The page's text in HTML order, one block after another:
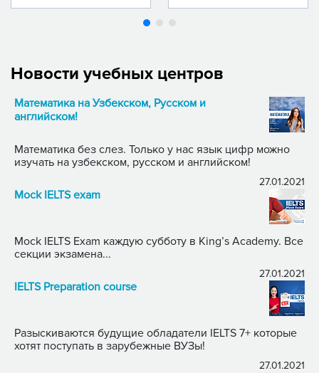
Новости учебных центров
Математика на Узбекском, Русском и
английском!
Математика без слез. Только у нас язык цифр можно
изучать на узбекском, русском и английском!
27.01.2021
Mock IELTS exam
Mock IELTS Exam каждую субботу в King’s Academy. Все
секции экзамена...
27.01.2021
IELTS Preparation course
Разыскиваются будущие обладатели IELTS 7+ которые
хотят поступать в зарубежные ВУЗы!
27.01.2021